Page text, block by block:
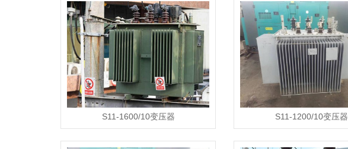
S11-1600/10变压器 S11-1200/10变压器